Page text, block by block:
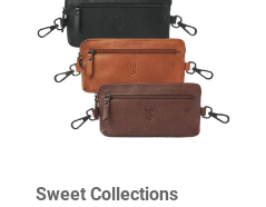
Sweet Collections